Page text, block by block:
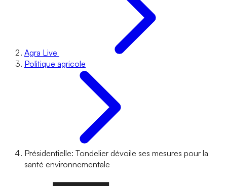
Agra Live
Politique agricole
Présidentielle: Tondelier dévoile ses mesures pour la
santé environnementale